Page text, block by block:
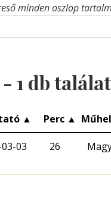
minden oszlop
- 1 db találat
▲ Perc ▲
03 26